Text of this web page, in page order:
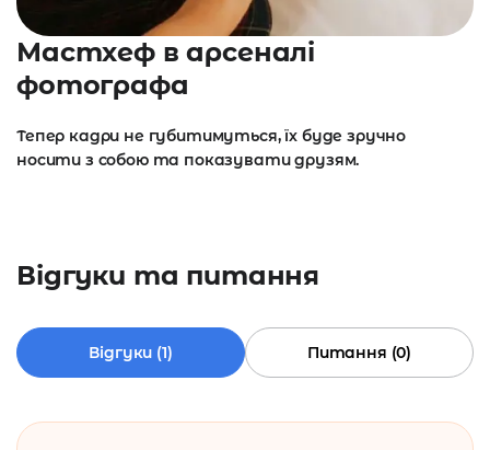
Мастхеф в арсеналі
фотографа
Тепер кадри не губитимуться, їх буде зручно
носити з собою та показувати друзям.
Відгуки та питання
Відгуки (1) Питання (0)